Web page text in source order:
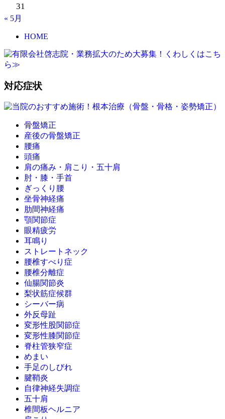
31
« 5月
HOME
対応症状
骨盤矯正
産後の骨盤矯正
腰痛
頭痛
肩の痛み・肩こり・五十肩
肘・膝・手首
ぎっくり腰
坐骨神経痛
肋間神経痛
顎関節症
眼精疲労
耳鳴り
ストレートネック
腰椎すべり症
腰椎分離症
仙腸関節炎
梨状筋症候群
シーバー病
外反母趾
変形性股関節症
変形性膝関節症
脊柱管狭窄症
めまい
手足のしびれ
腱鞘炎
自律神経失調症
五十肩
椎間板ヘルニア